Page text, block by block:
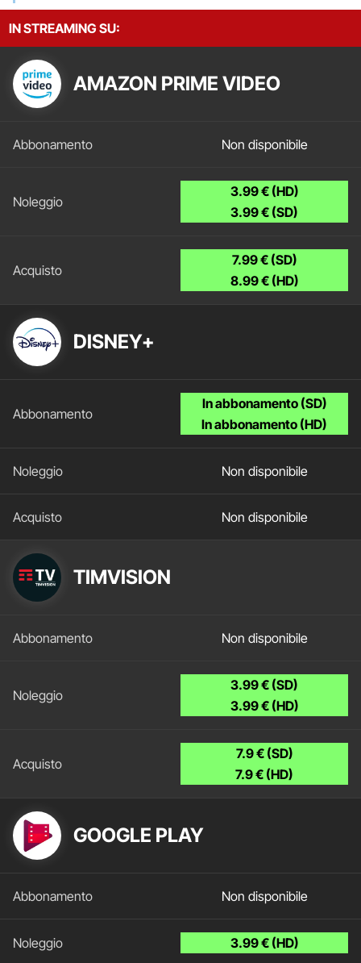
IN STREAMING SU:
AMAZON PRIME VIDEO
Non disponibile
3.99 € (HD)
3.99 € (SD)
7.99 € (SD)
8.99 € (HD)
DISNEY+
In abbonamento (SD)
In abbonamento (HD)
Non disponibile
Non disponibile
TIMVISION
Non disponibile
3.99 € (SD)
3.99 € (HD)
7.9 € (SD)
7.9 € (HD)
GOOGLE PLAY
Non disponibile
3.99 € (HD)